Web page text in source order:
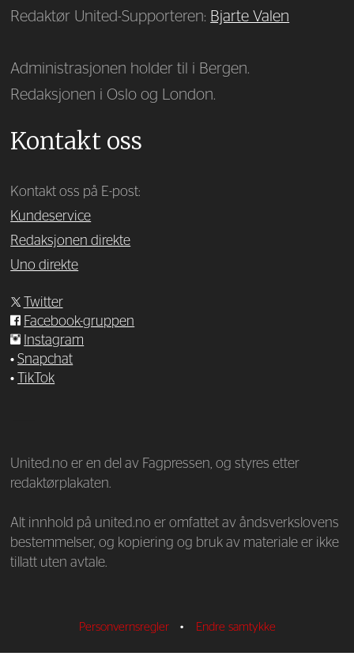
Redaktør United-Supporteren: Bjarte Valen
Administrasjonen holder til i Bergen.
Redaksjonen i Oslo og London.
Kontakt oss
Kontakt oss på E-post:
Kundeservice
Redaksjonen direkte
Uno direkte
Twitter
Facebook-gruppen
Instagram
•Snapchat
•
TikTok
United.no er en del av Fagpressen, og styres etter
redaktørplakaten.
Alt innhold på united.no er omfattet av åndsverkslovens
bestemmelser, og kopiering og bruk av materiale er ikke
tillatt uten avtale.
Personvernsregler • Endre samtykke